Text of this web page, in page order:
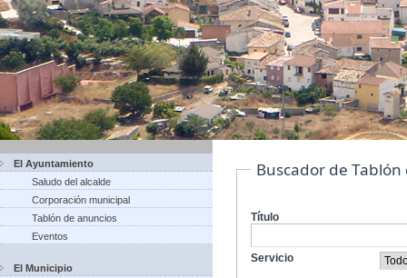
El Ayuntamiento
Saludo del alcalde
Corporación municipal
Tablón de anuncios
Eventos
El Municipio
Buscador de
Título
Servicio